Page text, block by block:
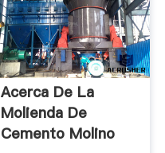
Acerca De La
Molienda De
Cemento Molino